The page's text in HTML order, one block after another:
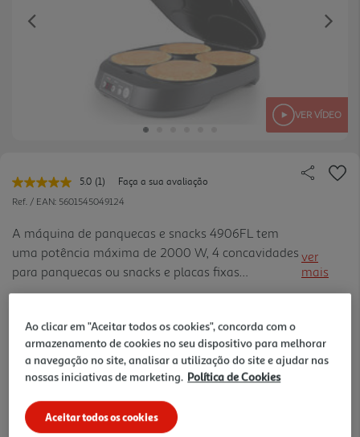
Previous
VER VÍDEO
5.0 Leu
uma
para
a
página.
(1)
Faça a sua avaliação
Ref. / EAN: 5601545049124
A máquina de panquecas e snacks 4906FL tem
uma potência máxima de 2000 W, 4 concavidades
para panquecas ou snacks e placas fixas
antiaderentes. Conta ainda com programação de
controlo digital, sistema de bloqu eio e
sinalizadores luminosos. Outras características
relevantes: arrumação vertical e enrolador de cabo
integrado para um armazenamento mais prático e
cómodo. Inclui receitas.
ver
mais
64,99 €
Ao clicar em "Aceitar todos os cookies", concorda com o
armazenamento de cookies no seu dispositivo para melhorar
a navegação no site, analisar a utilização do site e ajudar nas
nossas iniciativas de marketing. Política de Cookies
Aceitar todos os cookies